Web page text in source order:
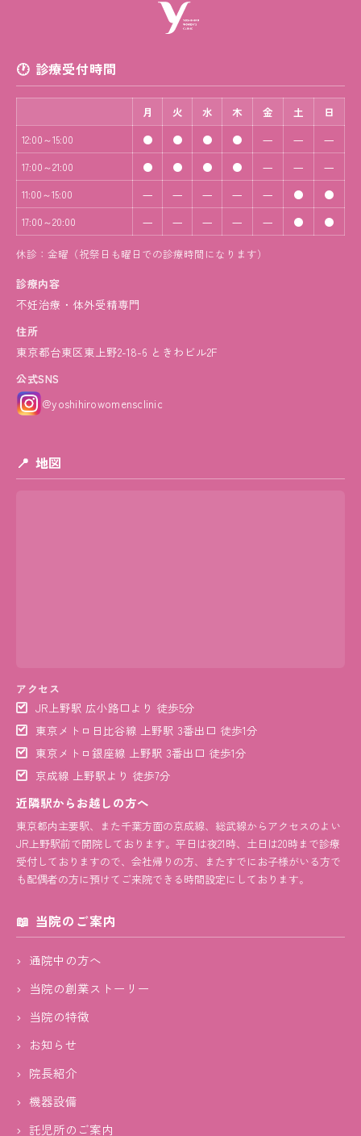
診療受付時間
月 火 水 木 金 土 日
12:00～15:00 ● ● ● ● ― ― ―
17:00～21:00 ● ● ● ● ― ― ―
11:00～15:00 ― ― ― ― ― ● ●
17:00～20:00 ― ― ― ― ― ● ●
休診：金曜（祝祭日も曜日での診療時間になります）
診療内容
不妊治療・体外受精専門
住所
東京都台東区東上野2-18-6 ときわビル2F
公式SNS
@yoshihirowomensclinic
地図
アクセス
JR上野駅 広小路口より 徒歩5分
東京メトロ日比谷線 上野駅 3番出口 徒歩1分
東京メトロ銀座線 上野駅 3番出口 徒歩1分
京成線 上野駅より 徒歩7分
近隣駅からお越しの方へ
東京都内主要駅、また千葉方面の京成線、総武線からアクセスのよい
JR上野駅前で開院しております。平日は夜21時、土日は20時まで診療
受付しておりますので、会社帰りの方、またすでにお子様がいる方で
も配偶者の方に預けてご来院できる時間設定にしております。
当院のご案内
通院中の方へ
当院の創業ストーリー
当院の特徴
お知らせ
院長紹介
機器設備
託児所のご案内